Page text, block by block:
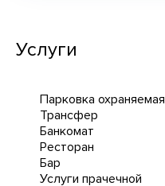
Услуги
Парковка охраняемая
Трансфер
Банкомат
Ресторан
Бар
Услуги прачечной